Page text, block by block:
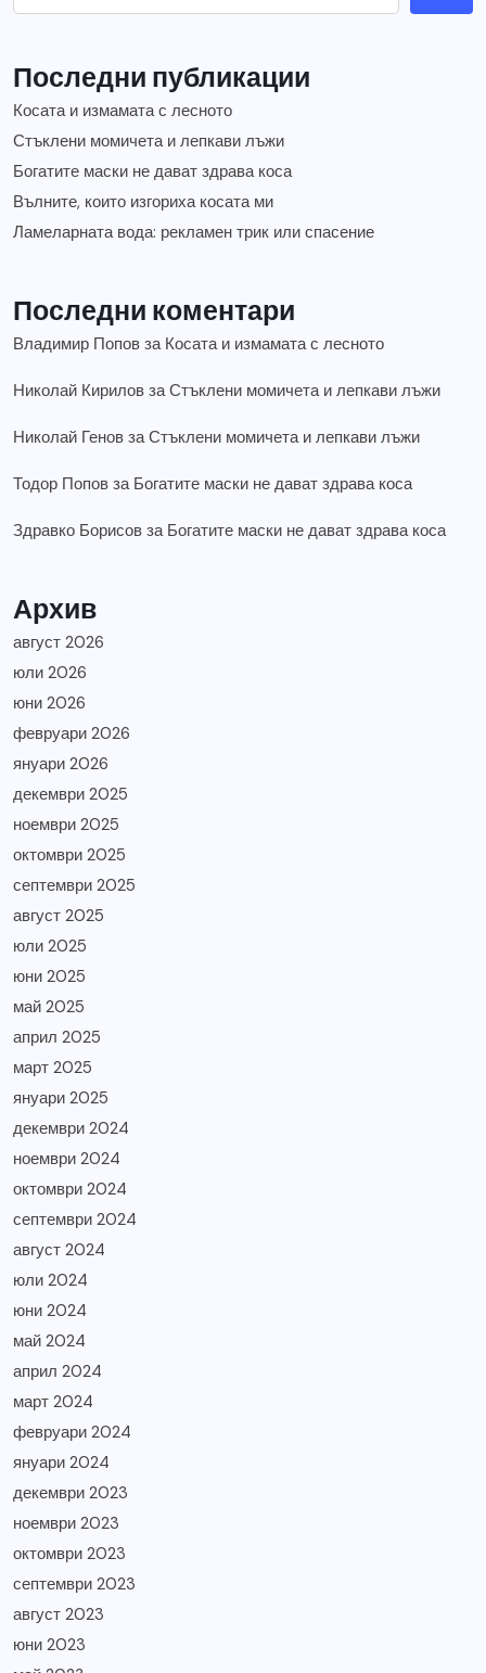
Последни публикации
Косата и измамата с лесното
Стъклени момичета и лепкави лъжи
Богатите маски не дават здрава коса
Вълните, които изгориха косата ми
Ламеларната вода: рекламен трик или спасение
Последни коментари
Владимир Попов за Косата и измамата с лесното
Николай Кирилов заСтъклени момичета и лепкави лъжи
Николай Генов заСтъклени момичета и лепкави лъжи
Тодор Попов за Богатите маски не дават здрава коса
Здравко Борисов за Богатите маски не дават здрава коса
Архив
август 2026
юли 2026
юни 2026
февруари 2026
януари 2026
декември 2025
ноември 2025
октомври 2025
септември 2025
август 2025
юли 2025
юни 2025
май 2025
април 2025
март 2025
януари 2025
декември 2024
ноември 2024
октомври 2024
септември 2024
август 2024
юли 2024
юни 2024
май 2024
април 2024
март 2024
февруари 2024
януари 2024
декември 2023
ноември 2023
октомври 2023
септември 2023
август 2023
юни 2023